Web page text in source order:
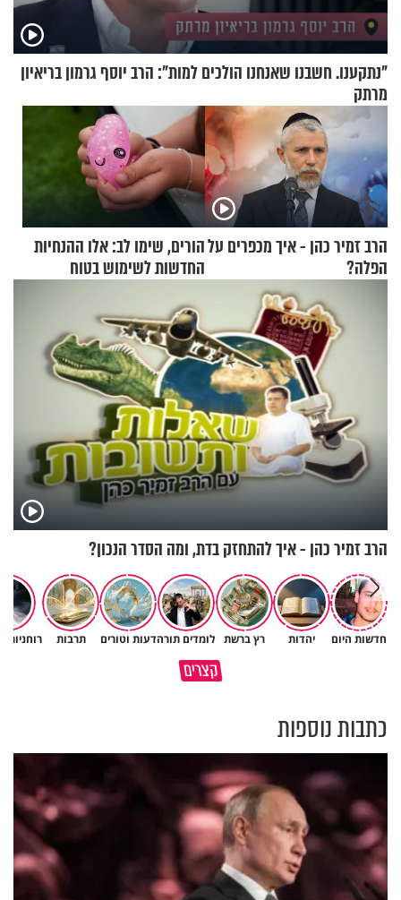
"נתקענו. חשבנו שאנחנו הולכים למות": הרב יוסף גרמון בריאיון
מרתק
הרב זמיר כהן - איך מכפרים על
הפלה?
הורים, שימו לב: אלו ההנחיות
החדשות לשימוש בטוח
הרב זמיר כהן - איך להתחזק בדת, ומה הסדר הנכון?
חדשות היום יהדות רץ ברשת לומדים תורהדעות וטורים תרבות רוחניות
קצריםמדוע האמונה נמשלה למלח?
גם ׳הרע׳ זה הרחמים של בורא
כתבות נוספות